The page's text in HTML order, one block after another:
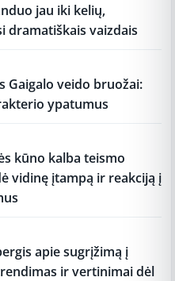
jau iki kelių,
dramatiškais vaizdais
Gaigalo veido bruožai:
ypatumus
kūno kalba teismo
vidinę įtampą ir reakciją į
apie sugrįžimą į
ir vertinimai dėl